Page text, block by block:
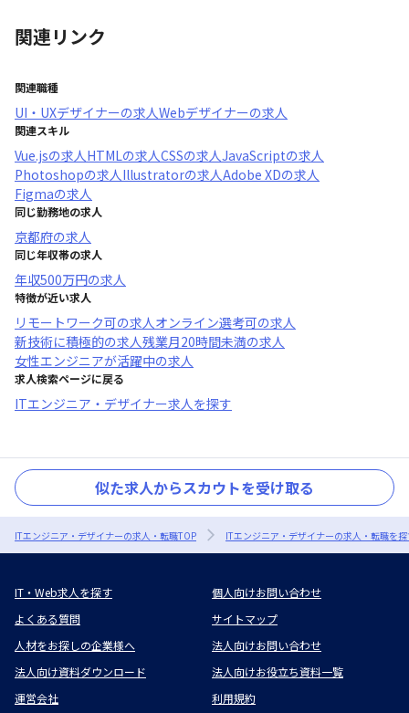
関連リンク
関連職種
UI・UXデザイナーの求人Webデザイナーの求人
関連スキル
Vue.jsの求人HTMLの求人CSSの求人JavaScriptの求人
Photoshopの求人Illustratorの求人Adobe XDの求人
Figmaの求人
同じ勤務地の求人
京都府の求人
同じ年収帯の求人
年収500万円の求人
特徴が近い求人
リモートワーク可の求人オンライン選考可の求人
新技術に積極的の求人残業月20時間未満の求人
女性エンジニアが活躍中の求人
求人検索ページに戻る
ITエンジニア・デザイナー求人を探す
似た求人からスカウトを受け取る
ITエンジニア・デザイナーの求人・転職TOP ITエンジニア・デザイナーの求人・転職を
IT・Web求人を探す
個人向けお問い合わせ
よくある質問
サイトマップ
人材をお探しの企業様へ
法人向けお問い合わせ
法人向け資料ダウンロード
法人向けお役立ち資料一覧
運営会社
利用規約